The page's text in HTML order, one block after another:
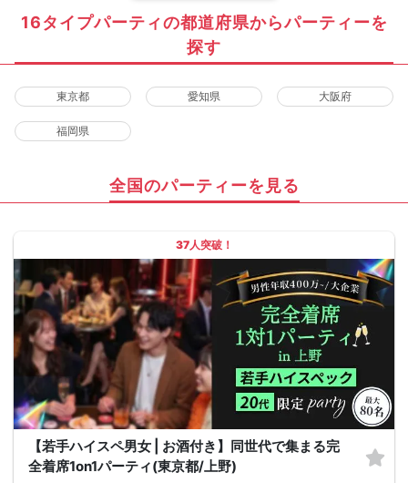
16タイプパーティの都道府県からパーティーを
探す
東京都 愛知県 大阪府
福岡県
全国のパーティーを見る
37人突破！
【若手ハイスペ男女 | お酒付き】同世代で集まる完
全着席1on1パーティ(東京都/上野)